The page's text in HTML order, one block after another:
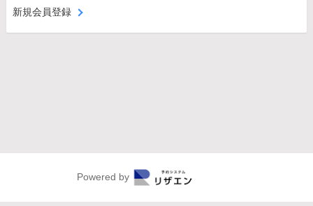
新規会員登録
Powered by